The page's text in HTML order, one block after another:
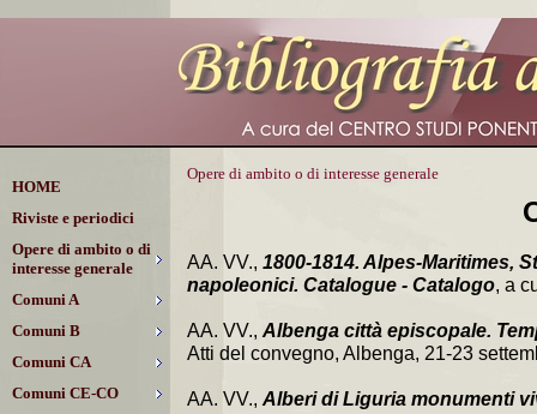
HOME
Riviste e periodici
Opere di ambito o di
interesse generale
Comuni A
Comuni B
Comuni CA
Comuni CE-CO
Opere di ambito o di interesse generale
AA. VV., 1800-1814. Alpes-Maritimes,
napoleonici. Catalogue - Catalogo, a
AA. VV., Albenga città episcopale.
Atti del convegno, Albenga, 21-23
AA. VV., Alberi di Liguria monumenti